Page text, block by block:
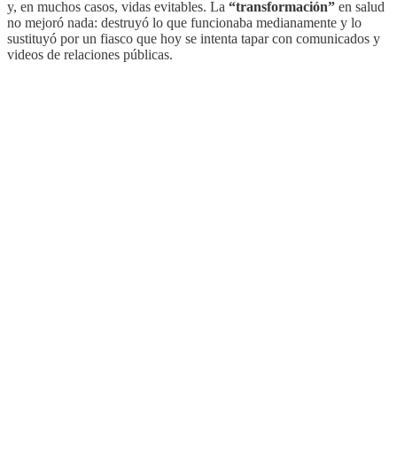
y, en muchos casos, vidas evitables. La “transformación” en salud
no mejoró nada: destruyó lo que funcionaba medianamente y lo
sustituyó por un fiasco que hoy se intenta tapar con comunicados y
videos de relaciones públicas.